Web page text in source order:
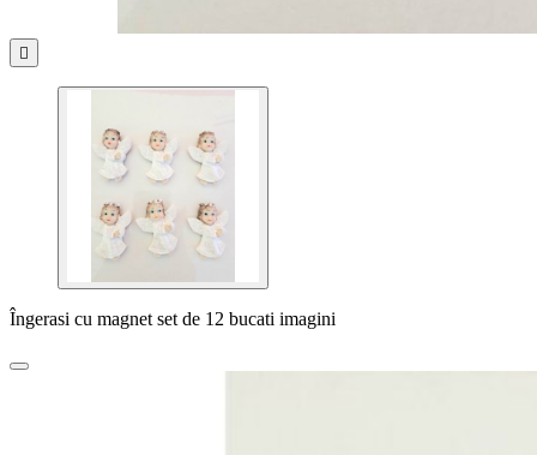

Îngerasi cu magnet set de 12 bucati imagini